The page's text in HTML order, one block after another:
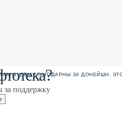
БУДЕМ БЛАГОДАРНЫ ЗА ДОНЕЙШН.
за поддержку